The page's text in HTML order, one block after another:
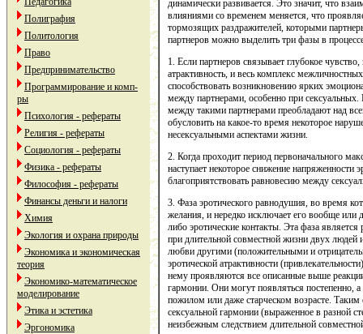
Полиграфия
Политология
Право
Предпринимательство
Программирование и комп-
ры
Психология - рефераты
Религия - рефераты
Социология - рефераты
Физика - рефераты
Философия - рефераты
Финансы деньги и налоги
Химия
Экология и охрана природы
Экономика и экономическая
теория
Экономико-математическое
моделирование
Этика и эстетика
Эргономика
динамически развивается. Это значит, что
влияниями со временем меняется, что
тормозящих раздражителей, которыми
партнеров можно выделить три фазы в
1. Если партнеров связывает глубокое
атрактивность, и весь комплекс
способствовать возникновению ярких
между партнерами, особенно при
между такими партнерами преобладают над
обусловить на какое-то время некоторое
несексуальными аспектами жизни.
2. Когда проходит период первоначального
наступает некоторое снижение
благоприятствовать равновесию между
3. Фаза эротического равнодушия, во время
желания, и нередко исключает его вообще или
либо эротические контакты. Эта фаза
при длительной совместной жизни двух людей
любви другими (положительными и
эротической атрактивности
нему проявляются все описанные выше
гармонии. Они могут появляться постепенно,
пожилом или даже старческом возрасте. Таким
сексуальной гармонии (выраженное в разной
неизбежным следствием длительной